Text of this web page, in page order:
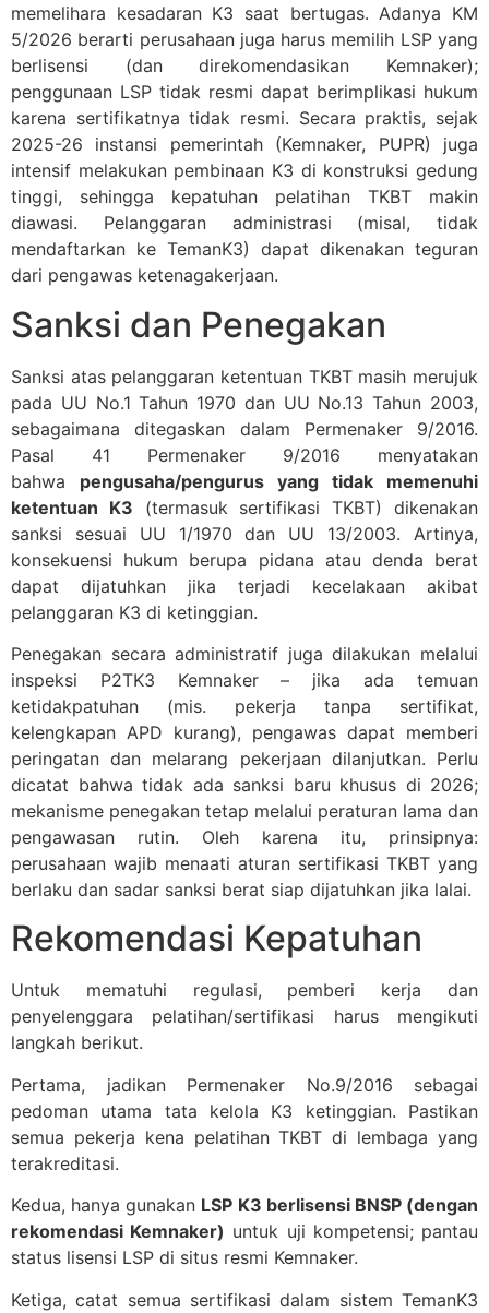
memelihara kesadaran K3 saat bertugas. Adanya KM
5/2026 berarti perusahaan juga harus memilih LSP yang
berlisensi (dan direkomendasikan Kemnaker);
penggunaan LSP tidak resmi dapat berimplikasi hukum
karena sertifikatnya tidak resmi. Secara praktis, sejak
2025-26 instansi pemerintah (Kemnaker, PUPR) juga
intensif melakukan pembinaan K3 di konstruksi gedung
tinggi, sehingga kepatuhan pelatihan TKBT makin
diawasi. Pelanggaran administrasi (misal, tidak
mendaftarkan ke TemanK3) dapat dikenakan teguran
dari pengawas ketenagakerjaan.
Sanksi dan Penegakan
Sanksi atas pelanggaran ketentuan TKBT masih merujuk
pada UU No.1 Tahun 1970 dan UU No.13 Tahun 2003,
sebagaimana ditegaskan dalam Permenaker 9/2016.
Pasal 41 Permenaker 9/2016 menyatakan
bahwa pengusaha/pengurus yang tidak memenuhi
ketentuan K3 (termasuk sertifikasi TKBT) dikenakan
sanksi sesuai UU 1/1970 dan UU 13/2003. Artinya,
konsekuensi hukum berupa pidana atau denda berat
dapat dijatuhkan jika terjadi kecelakaan akibat
pelanggaran K3 di ketinggian.
Penegakan secara administratif juga dilakukan melalui
inspeksi P2TK3 Kemnaker – jika ada temuan
ketidakpatuhan (mis. pekerja tanpa sertifikat,
kelengkapan APD kurang), pengawas dapat memberi
peringatan dan melarang pekerjaan dilanjutkan. Perlu
dicatat bahwa tidak ada sanksi baru khusus di 2026;
mekanisme penegakan tetap melalui peraturan lama dan
pengawasan rutin. Oleh karena itu, prinsipnya:
perusahaan wajib menaati aturan sertifikasi TKBT yang
berlaku dan sadar sanksi berat siap dijatuhkan jika lalai.
Rekomendasi Kepatuhan
Untuk mematuhi regulasi, pemberi kerja dan
penyelenggara pelatihan/sertifikasi harus mengikuti
langkah berikut.
Pertama, jadikan Permenaker No.9/2016 sebagai
pedoman utama tata kelola K3 ketinggian. Pastikan
semua pekerja kena pelatihan TKBT di lembaga yang
terakreditasi.
Kedua, hanya gunakan LSP K3 berlisensi BNSP (dengan
rekomendasi Kemnaker) untuk uji kompetensi; pantau
status lisensi LSP di situs resmi Kemnaker.
Ketiga, catat semua sertifikasi dalam sistem TemanK3